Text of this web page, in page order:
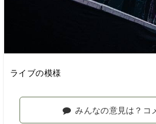
ライブの模様
みんなの意見は？コ